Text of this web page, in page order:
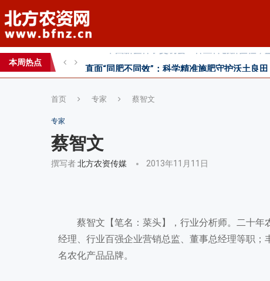
本周热点
科学试验铺就增效肥研发路，示范推广架起丰收
丰收牛第六家直营店落户曹县！
首页 专家 蔡智文
专家
蔡智文
撰写者北方农资传媒 2013年11月11日
蔡智文【笔名：菜头】，行业分析师。二十
经理、行业百强企业营销总监、董事总经理等职
名农化产品品牌。